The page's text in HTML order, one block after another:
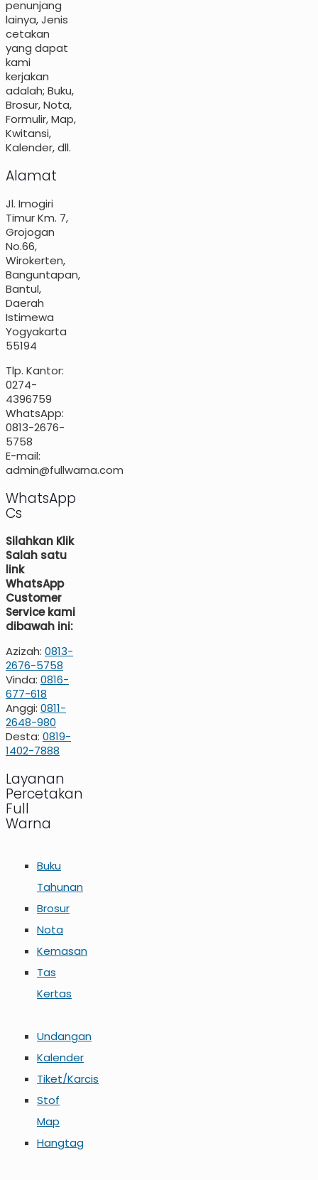
penunjang
lainya, Jenis
cetakan
yang dapat
kami
kerjakan
adalah; Buku,
Brosur, Nota,
Formulir, Map,
Kwitansi,
Kalender, dll.
Alamat
Jl. Imogiri
Timur Km. 7,
Grojogan
No.66,
Wirokerten,
Banguntapan,
Bantul,
Daerah
Istimewa
Yogyakarta
55194
Tlp. Kantor:
0274-
4396759
WhatsApp:
0813-2676-
5758
E-mail:
admin@fullwarna.com
WhatsApp
Cs
Silahkan Klik
Salah satu
link
WhatsApp
Customer
Service kami
dibawah ini:
Azizah: 0813-
2676-5758
Vinda: 0816-
677-618
Anggi: 0811-
2648-980
Desta: 0819-
1402-7888
Layanan
Percetakan
Full
Warna
Buku
Tahunan
Brosur
Nota
Kemasan
Tas
Kertas
Undangan
Kalender
Tiket/Karcis
Stof
Map
Hangtag